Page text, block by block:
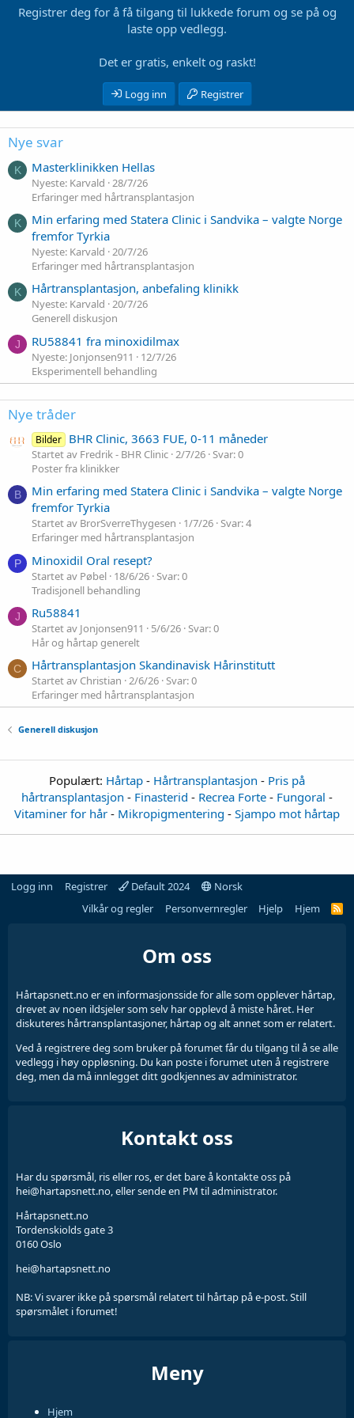
Registrer deg for å få tilgang til lukkede forum og se på og
laste opp vedlegg.
Det er gratis, enkelt og raskt!
Logg inn Registrer
Nye svar
K Masterklinikken Hellas
Nyeste: Karvald 28/7/26
Erfaringer med hårtransplantasjon
K
Min erfaring med Statera Clinic i Sandvika – valgte Norge
fremfor Tyrkia
Nyeste: Karvald 20/7/26
Erfaringer med hårtransplantasjon
K Hårtransplantasjon, anbefaling klinikk
Nyeste: Karvald 20/7/26
Generell diskusjon
J RU58841 fra minoxidilmax
Nyeste: Jonjonsen911
12/7/26
Eksperimentell behandling
Nye tråder
Bilder BHR Clinic, 3663 FUE, 0-11 måneder
Startet av Fredrik - BHR Clinic 2/7/26 Svar: 0
Poster fra klinikker
B
Min erfaring med Statera Clinic i Sandvika – valgte Norge
fremfor Tyrkia
Startet av BrorSverreThygesen 1/7/26 Svar: 4
Erfaringer med hårtransplantasjon
P Minoxidil Oral resept?
Startet av Pøbel 18/6/26 Svar: 0
Tradisjonell behandling
J Ru58841
Startet av Jonjonsen911 5/6/26 Svar: 0
Hår og hårtap generelt
C Hårtransplantasjon Skandinavisk Hårinstitutt
Startet av Christian 2/6/26 Svar: 0
Erfaringer med hårtransplantasjon
Generell diskusjon
Populært: Hårtap - Hårtransplantasjon - Pris på
hårtransplantasjon - Finasterid - Recrea Forte - Fungoral -
Vitaminer for hår - Mikropigmentering - Sjampo mot hårtap
Logg inn Registrer Default 2024
Norsk
Vilkår og regler
Personvernregler Hjelp Hjem
Om oss
Hårtapsnett.no er en informasjonsside for alle som opplever hårtap,
drevet av noen ildsjeler som selv har opplevd å miste håret. Her
diskuteres hårtransplantasjoner, hårtap og alt annet som er relatert.
Ved å registrere deg som bruker på forumet får du tilgang til å se alle
vedlegg i høy oppløsning. Du kan poste i forumet uten å registrere
deg, men da må innlegget ditt godkjennes av administrator.
Kontakt oss
Har du spørsmål, ris eller ros, er det bare å kontakte oss på
hei@hartapsnett.no, eller sende en PM til administrator.
Hårtapsnett.no
Tordenskiolds gate 3
0160 Oslo
hei@hartapsnett.no
NB: Vi svarer ikke på spørsmål relatert til hårtap på e-post. Still
spørsmålet i forumet!
Meny
Hjem